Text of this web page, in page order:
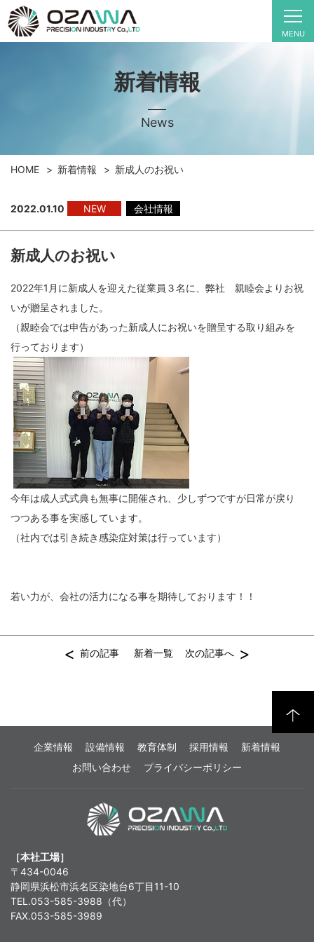
MENU
新着情報
News
HOME 新着情報 新成人のお祝い
2022.01.10 NEW 会社情報
新成人のお祝い
2022年1月に新成人を迎えた従業員３名に、弊社 親睦会よりお祝
いが贈呈されました。
（親睦会では申告があった新成人にお祝いを贈呈する取り組みを
行っております）
今年は成人式式典も無事に開催され、少しずつですが日常が戻り
つつある事を実感しています。
（社内では引き続き感染症対策は行っています）
若い力が、会社の活力になる事を期待しております！！
< 前の記事 新着一覧 次の記事へ >
企業情報 設備情報 教育体制 採用情報
新着情報
お問い合わせ
プライバシーポリシー
［本社工場］
〒434-0046
静岡県浜松市浜名区染地台6丁目11-10
TEL.053-585-3988（代）
FAX.053-585-3989